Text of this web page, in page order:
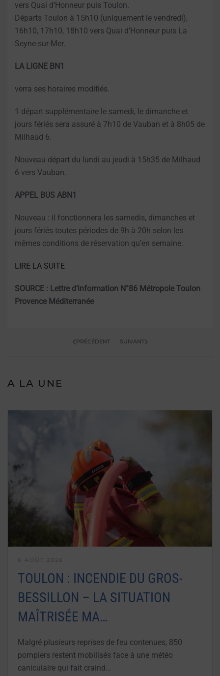
vers Quai d’Honneur puis Toulon.
Départs Toulon à 15h10 (uniquement le vendredi),
16h10, 17h10, 18h10 vers Quai d’Honneur puis La
Seyne-sur-Mer.
LA LIGNE BN1
verra ses horaires modifiés.
1 départ supplémentaire le samedi, le dimanche et
jours fériés sera assuré à 7h10 de Vauban et à 8h05 de
Milhaud 6.
Nouveau départ du lundi au jeudi à 15h35 de Milhaud
6 vers Vauban.
APPEL BUS ABN1
Nouveau : il fonctionnera les samedis, dimanches et
jours fériés toutes périodes de 9h à 20h selon les
mêmes conditions de réservation qu’en semaine.
LIRE LA SUITE
SOURCE : Lettre d’information N°86 Métropole Toulon
Provence Méditerranée
PRÉCÉDENT SUIVANT
A LA UNE
TOULON : INCENDIE DU GROS-
BESSILLON – LA SITUATION
MAÎTRISÉE MA…
Malgré plusieurs reprises de feu contenues, 850
pompiers restent mobilisés face à une météo
caniculaire qui fait craind…